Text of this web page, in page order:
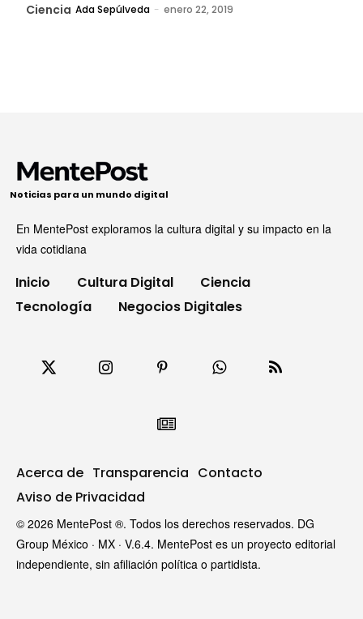
Ciencia Ada Sepúlveda - enero 22, 2019
Noticias para un mundo digital
En MentePost exploramos la cultura digital y su impacto en la
vida cotidiana
Inicio Cultura Digital
Ciencia
Tecnología
Negocios Digitales
Acerca de Transparencia Contacto
Aviso de Privacidad
© 2026 MentePost ®. Todos los derechos reservados. DG
Group México · MX · V.6.4. MentePost es un proyecto editorial
independiente, sin afiliación política o partidista.